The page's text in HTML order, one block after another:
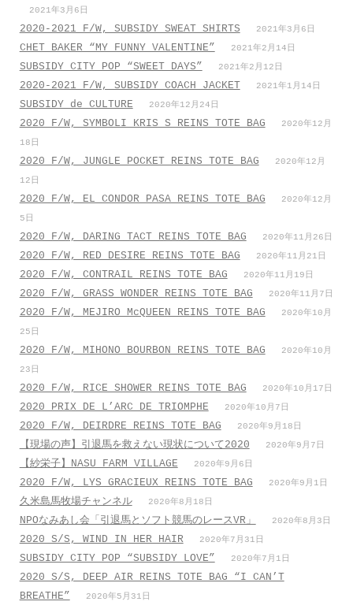
2021年3月6日
2020-2021 F/W, SUBSIDY SWEAT SHIRTS 2021年3月6日
CHET BAKER “MY FUNNY VALENTINE” 2021年2月14日
SUBSIDY CITY POP “SWEET DAYS” 2021年2月12日
2020-2021 F/W, SUBSIDY COACH JACKET 2021年1月14日
SUBSIDY de CULTURE 2020年12月24日
2020 F/W, SYMBOLI KRIS S REINS TOTE BAG
2020年12月
18日
2020 F/W, JUNGLE POCKET REINS TOTE BAG
2020年12月
12日
2020 F/W, EL CONDOR PASA REINS TOTE BAG
2020年12月
5日
2020 F/W, DARING TACT REINS TOTE BAG 2020年11月26日
2020 F/W, RED DESIRE REINS TOTE BAG 2020年11月21日
2020 F/W, CONTRAIL REINS TOTE BAG 2020年11月19日
2020 F/W, GRASS WONDER REINS TOTE BAG 2020年11月7日
2020 F/W, MEJIRO McQUEEN REINS TOTE BAG
2020年10月
25日
2020 F/W, MIHONO BOURBON REINS TOTE BAG
2020年10月
23日
2020 F/W, RICE SHOWER REINS TOTE BAG 2020年10月17日
2020 PRIX DE L’ARC DE TRIOMPHE 2020年10月7日
2020 F/W, DEIRDRE REINS TOTE BAG 2020年9月18日
【現場の声】引退馬を救えない現状について2020 2020年9月7日
【紗栄子】NASU FARM VILLAGE 2020年9月6日
2020 F/W, LYS GRACIEUX REINS TOTE BAG 2020年9月1日
久米島馬牧場チャンネル 2020年8月18日
NPOなみあし会「引退馬とソフト競馬のレースVR」 2020年8月3日
2020 S/S, WIND IN HER HAIR 2020年7月31日
SUBSIDY CITY POP “SUBSIDY LOVE” 2020年7月1日
2020 S/S, DEEP AIR REINS TOTE BAG “I CAN’T
BREATHE”
2020年5月31日